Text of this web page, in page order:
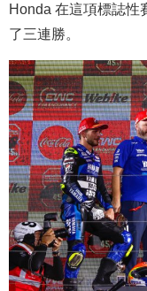
Honda 在這項標誌性
了三連勝。